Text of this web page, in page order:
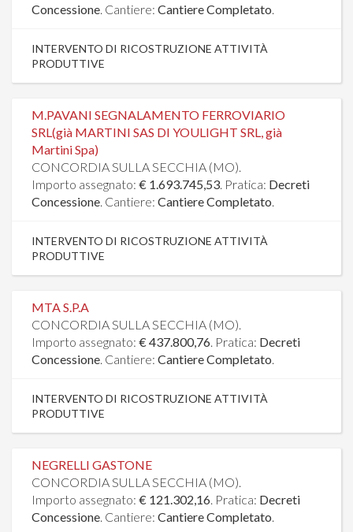
Concessione. Cantiere: Cantiere Completato.
INTERVENTO DI RICOSTRUZIONE ATTIVITÀ
PRODUTTIVE
M.PAVANI SEGNALAMENTO FERROVIARIO
SRL(già MARTINI SAS DI YOULIGHT SRL, già
Martini Spa)
CONCORDIA SULLA SECCHIA (MO).
Importo assegnato: € 1.693.745,53. Pratica: Decreti
Concessione. Cantiere: Cantiere Completato.
INTERVENTO DI RICOSTRUZIONE ATTIVITÀ
PRODUTTIVE
MTA S.P.A
CONCORDIA SULLA SECCHIA (MO).
Importo assegnato: € 437.800,76. Pratica: Decreti
Concessione. Cantiere: Cantiere Completato.
INTERVENTO DI RICOSTRUZIONE ATTIVITÀ
PRODUTTIVE
NEGRELLI GASTONE
CONCORDIA SULLA SECCHIA (MO).
Importo assegnato: € 121.302,16. Pratica: Decreti
Concessione. Cantiere: Cantiere Completato.